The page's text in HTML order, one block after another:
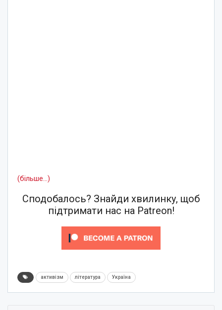
(більше…)
Сподобалось? Знайди хвилинку, щоб
підтримати нас на Patreon!
активізм література Україна